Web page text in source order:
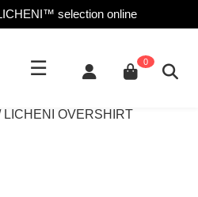
selection online
☰ 0
LICHENI OVERSHIRT